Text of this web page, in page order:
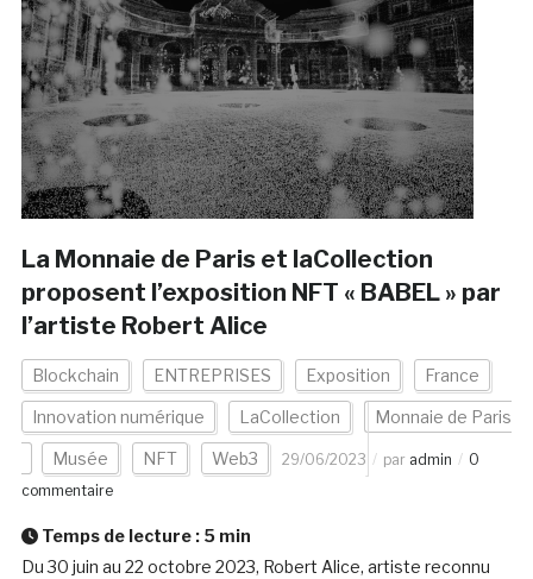
La Monnaie de Paris et laCollection
proposent l’exposition NFT « BABEL » par
l’artiste Robert Alice
Blockchain ENTREPRISES Exposition France
Innovation numérique LaCollection Monnaie de Paris
Musée NFT Web3 29/06/2023 par admin
0
commentaire
Temps de lecture : 5 min
Du 30 juin au 22 octobre 2023, Robert Alice, artiste reconnu